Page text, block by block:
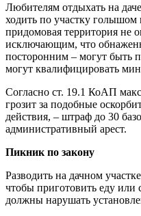
Любителям отдыхать на
ходить по участку голышом
придомовая территория не
исключающим, что
посторонним – могут быть
могут квалифицировать
Согласно ст. 19.1 КоАП
грозит за подобные
действия, – штраф до 30
административный арест.
Пикник по закону
Разводить на дачном
чтобы приготовить еду или
должны нарушать